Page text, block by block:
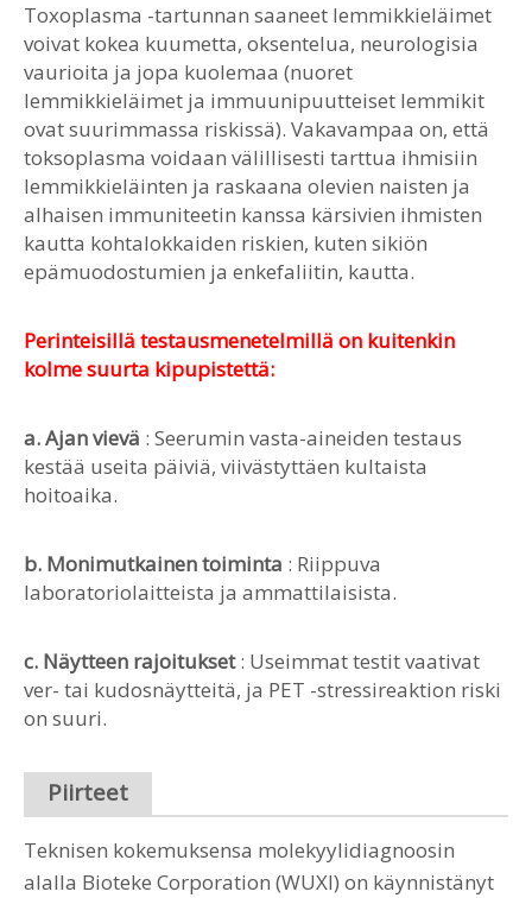
Toxoplasma -tartunnan saaneet lemmikkieläimet
voivat kokea kuumetta, oksentelua, neurologisia
vaurioita ja jopa kuolemaa (nuoret
lemmikkieläimet ja immuunipuutteiset lemmikit
ovat suurimmassa riskissä). Vakavampaa on, että
toksoplasma voidaan välillisesti tarttua ihmisiin
lemmikkieläinten ja raskaana olevien naisten ja
alhaisen immuniteetin kanssa kärsivien ihmisten
kautta kohtalokkaiden riskien, kuten sikiön
epämuodostumien ja enkefaliitin, kautta.
Perinteisillä testausmenetelmillä on kuitenkin
kolme suurta kipupistettä:
a. Ajan vievä : Seerumin vasta-aineiden testaus
kestää useita päiviä, viivästyttäen kultaista
hoitoaika.
b. Monimutkainen toiminta : Riippuva
laboratoriolaitteista ja ammattilaisista.
c. Näytteen rajoitukset: Useimmat testit vaativat
ver- tai kudosnäytteitä, ja PET -stressireaktion riski
on suuri.
Piirteet
Teknisen kokemuksensa molekyylidiagnoosin
alalla Bioteke Corporation (WUXI) on käynnistänyt